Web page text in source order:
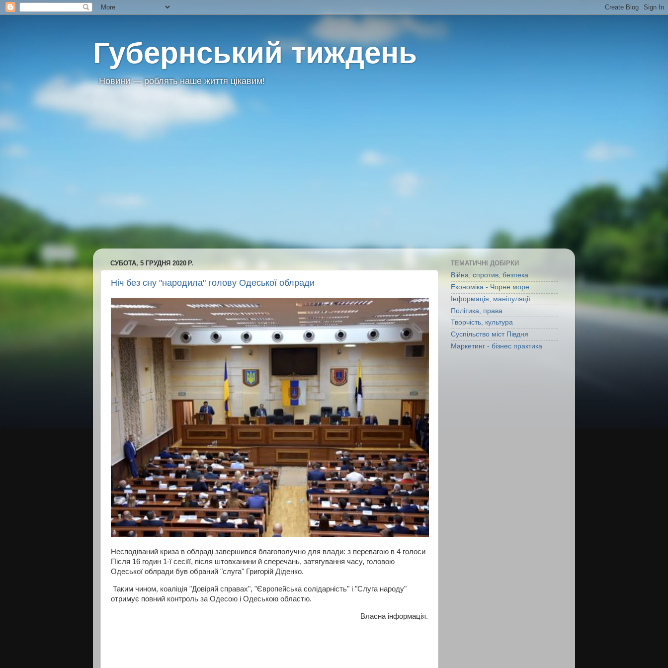
Губернський тиждень
Новини — роблять наше життя цікавим!
СУБОТА, 5 ГРУДНЯ 2020 Р.
Ніч без сну "народила" голову Одеської облради
Несподіваний криза в облраді завершився благополучно для влади: з перевагою в 4 голоси
Після 16 годин 1-ї сесіїї, після штовханини й сперечань, затягування часу, головою
Одеської облради був обраний "слуга" Григорій Діденко.
Таким чином, коаліція "Довіряй справах", "Європейська солідарність" і "Слуга народу"
отримує повний контроль за Одесою і Одеською областю.
Власна інформація.
ТЕМАТИЧНІ ДОБІРКИ
Війна, спротив, безпека
Економіка - Чорне море
Інформація, маніпуляції
Політика, права
Творчість, культура
Суспільство міст Півдня
Маркетинг - бізнес практика